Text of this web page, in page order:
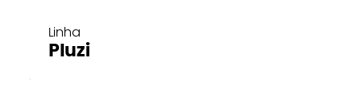
Linha
Pluzi